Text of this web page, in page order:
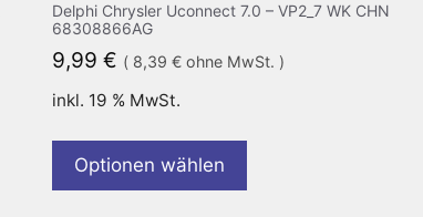
Delphi Chrysler Uconnect 7.0 – VP2_7 WK CHN
68308866AG
9,99 € ( 8,39 €ohne MwSt. )
inkl. 19 % MwSt.
Optionen wählen